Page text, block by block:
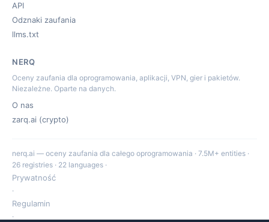
API
Odznaki zaufania
llms.txt
NERQ
Oceny zaufania dla oprogramowania, aplikacji, VPN, gier i pakietów.
Niezależne. Oparte na danych.
O nas
zarq.ai (crypto)
nerq.ai — oceny zaufania dla całego oprogramowania · 7.5M+ entities ·
26 registries · 22 languages ·
Prywatność
·
Regulamin
·